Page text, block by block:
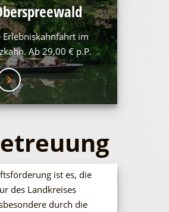
Lieberoser Heide
allerdings nicht nur durch seine
Seen, Moore, weite
bieten Ihnen Teile der
Wüstenlandschaft.
Erlebniskahnfahrt im
Ab 29,00 € p.P.
ist es, die
des Landkreises
durch die